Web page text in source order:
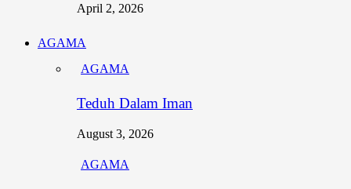
April 2, 2026
AGAMA
AGAMA
Teduh Dalam Iman
August 3, 2026
AGAMA